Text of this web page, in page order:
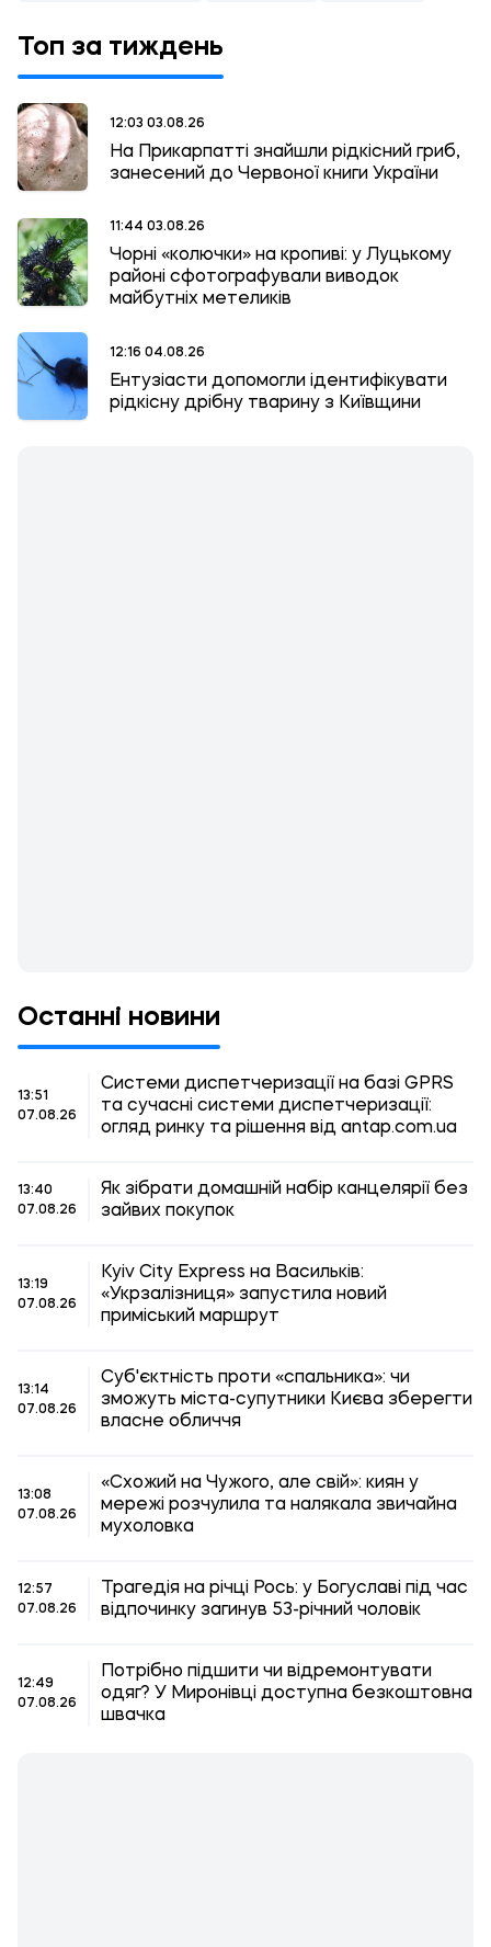
Топ за тиждень
12:03 03.08.26
На Прикарпатті знайшли рідкісний гриб,
занесений до Червоної книги України
11:44 03.08.26
Чорні «колючки» на кропиві: у Луцькому
районі сфотографували виводок
майбутніх метеликів
12:16 04.08.26
Ентузіасти допомогли ідентифікувати
рідкісну дрібну тварину з Київщини
Останні новини
13:51
07.08.26
Системи диспетчеризації на базі GPRS
та сучасні системи диспетчеризації:
огляд ринку та рішення від antap.com.ua
13:40
07.08.26
Як зібрати домашній набір канцелярії без
зайвих покупок
13:19
07.08.26
Kyiv City Express на Васильків:
«Укрзалізниця» запустила новий
приміський маршрут
13:14
07.08.26
Суб'єктність проти «спальника»: чи
зможуть міста-супутники Києва зберегти
власне обличчя
13:08
07.08.26
«Схожий на Чужого, але свій»: киян у
мережі розчулила та налякала звичайна
мухоловка
12:57
07.08.26
Трагедія на річці Рось: у Богуславі під час
відпочинку загинув 53-річний чоловік
12:49
07.08.26
Потрібно підшити чи відремонтувати
одяг? У Миронівці доступна безкоштовна
швачка